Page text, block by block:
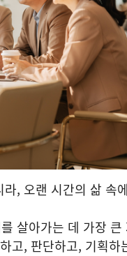
, 오랜 시간의 삶 속
살아가는 데 가장 큰
고, 판단하고, 기획하